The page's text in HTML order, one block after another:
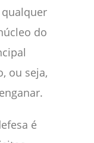
do
ou seja,
é